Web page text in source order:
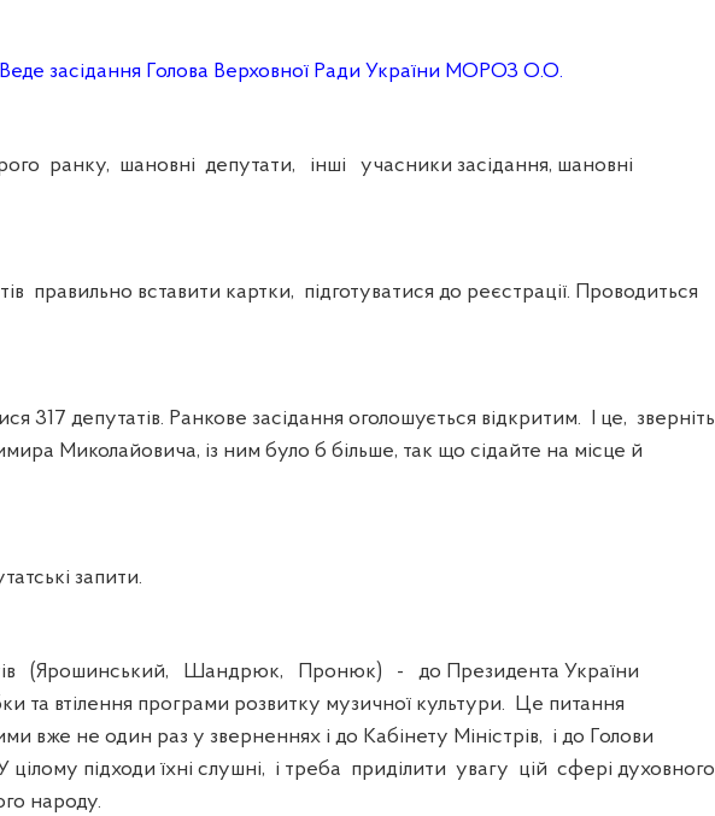
Веде засідання Голова Верховної Ради України МОРОЗ О.О.
ранку, шановні депутати, інші учасники засідання, шановні
правильно вставити картки, підготуватися до реєстрації. Проводиться
317 депутатів. Ранкове засідання оголошується відкритим. І це, зверніть
Миколайовича, із ним було б більше, так що сідайте на місце й
запити.
(Ярошинський, Шандрюк, Пронюк) - до Президента України
та втілення програми розвитку музичної культури. Це питання
вже не один раз у зверненнях і до Кабінету Міністрів, і до Голови
цілому підходи їхні слушні, і треба приділити увагу цій сфері духовного
народу.